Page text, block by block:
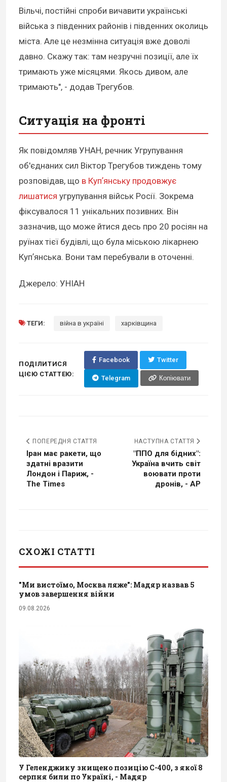
Вільчі, постійні спроби вичавити українські
війська з південних районів і південних околиць
міста. Але це незмінна ситуація вже доволі
давно. Скажу так: там незручні позиції, але їх
тримають уже місяцями. Якось дивом, але
тримають", - додав Трегубов.
Ситуація на фронті
Як повідомляв УНАН, речник Угрупування
об'єднаних сил Віктор Трегубов тиждень тому
розповідав, що в Купʼянську продовжує
лишатися угрупування військ Росії. Зокрема
фіксувалося 11 унікальних позивних. Він
зазначив, що може йтися десь про 20 росіян на
руїнах тієї будівлі, що була міською лікарнею
Купʼянська. Вони там перебували в оточенні.
Джерело: УНІАН
ТЕГИ: війна в україні харківщина
ПОДІЛИТИСЯ
ЦІЄЮ СТАТТЕЮ:
Facebook Twitter
Telegram Копіювати
ПОПЕРЕДНЯ СТАТТЯ
Іран має ракети, що
здатні вразити
Лондон і Париж, -
The Times
НАСТУПНА СТАТТЯ
"ППО для бідних":
Україна вчить світ
воювати проти
дронів, - AP
СХОЖІ СТАТТІ
"Ми вистоїмо, Москва ляже": Мадяр назвав 5
умов завершення війни
09.08.2026
У Геленджику знищено позицію С-400, з якої 8
серпня били по Україні, - Мадяр